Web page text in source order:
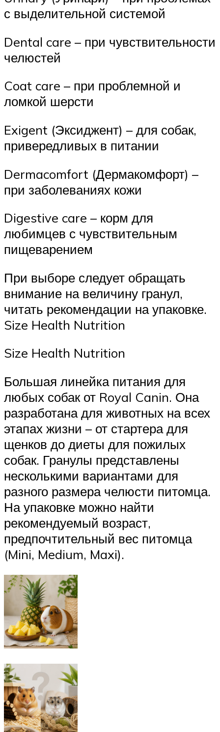
с выделительной системой
Dental care – при чувствительности
челюстей
Coat care – при проблемной и
ломкой шерсти
Exigent (Эксиджент) – для собак,
привередливых в питании
Dermacomfort (Дермакомфорт) –
при заболеваниях кожи
Digestive care – корм для
любимцев с чувствительным
пищеварением
При выборе следует обращать
внимание на величину гранул,
читать рекомендации на упаковке.
Size Health Nutrition
Size Health Nutrition
Большая линейка питания для
любых собак от Royal Canin. Она
разработана для животных на всех
этапах жизни – от стартера для
щенков до диеты для пожилых
собак. Гранулы представлены
несколькими вариантами для
разного размера челюсти питомца.
На упаковке можно найти
рекомендуемый возраст,
предпочтительный вес питомца
(Mini, Medium, Maxi).